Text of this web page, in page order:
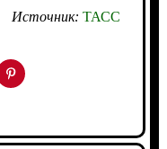
Источник: ТАСС